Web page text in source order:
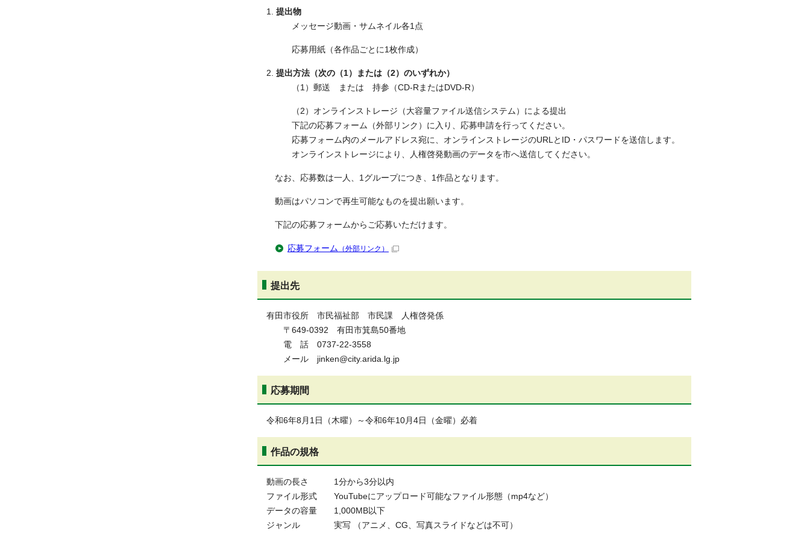
1. 提出物
メッセージ動画・サムネイル各1点
応募用紙（各作品ごとに1枚作成）
2. 提出方法（次の（1）または（2）のいずれか）
（1）郵送 または 持参（CD-RまたはDVD-R）
（2）オンラインストレージ（大容量ファイル送信システム）による提出
下記の応募フォーム（外部リンク）に入り、応募申請を行ってください。
応募フォーム内のメールアドレス宛に、オンラインストレージのURLとID・パスワードを送信します。
オンラインストレージにより、人権啓発動画のデータを市へ送信してください。
なお、応募数は一人、1グループにつき、1作品となります。
動画はパソコンで再生可能なものを提出願います。
下記の応募フォームからご応募いただけます。
応募フォーム （外部リンク）
提出先
有田市役所 市民福祉部 市民課 人権啓発係
〒649-0392 有田市箕島50番地
電 話 0737-22-3558
メール jinken@city.arida.lg.jp
応募期間
令和6年8月1日（木曜）～令和6年10月4日（金曜）必着
作品の規格
動画の長さ 1分から3分以内
ファイル形式 YouTubeにアップロード可能なファイル形態（mp4など）
データの容量 1,000MB以下
ジャンル 実写 （アニメ、CG、写真スライドなどは不可）